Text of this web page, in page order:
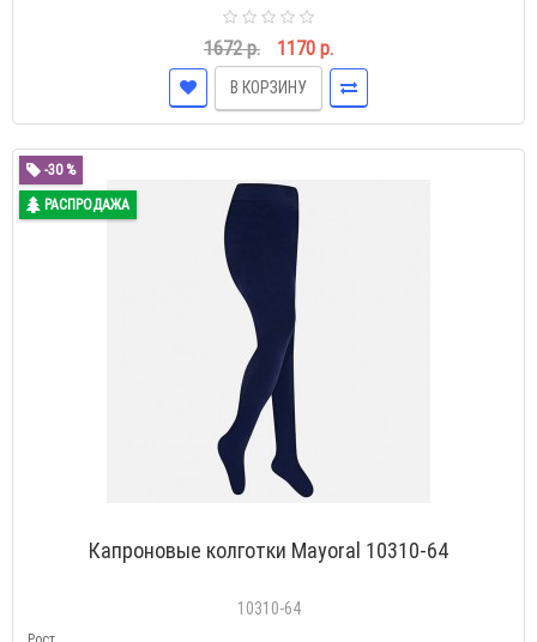
1672 р. 1170 р.
В КОРЗИНУ
-30 %
РАСПРОДАЖА
Капроновые колготки Mayoral 10310-64
10310-64
Рост